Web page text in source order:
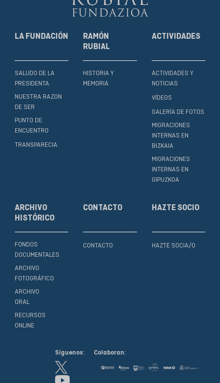
LA FUNDACIÓN
SALUDO DE LA
PRESIDENTA
NUESTRA RAZON
DE SER
PUNTO DE
ENCUENTRO
TRANSPARECIA
RAMÓN
RUBIAL
HISTORIA Y
MEMORIA
ACTIVIDADES
ACTIVIDADES Y
NOTICIAS
VÍDEOS
GALERÍA DE FOTOS
MIGRACIONES
INTERNAS EN
BIZKAIA
MIGRACIONES
INTERNAS EN
GIPUZKOA
ARCHIVO
HISTÓRICO
FONDOS
DOCUMENTALES
ARCHIVO
FOTOGRÁFICO
ARCHIVO
ORAL
RECURSOS
ONLINE
CONTACTO
CONTACTO
HAZTE SOCIO
HAZTE SOCIA/O
Síguenos: Colaboran: